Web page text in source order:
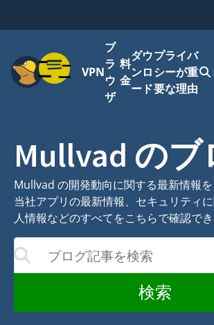
ニュー
VPN
ブ
ラ
ウ
ザ
料
金
ダウ
ンロ
ード
プライバ
シーが重
要な理由
Mullvad のブ
Mullvad の開発動向に関する最新情報を
当社アプリの最新情報、セキュリティ
人情報などのすべてをこちらで確認でき
ブログ記事を検索
果が更新されます
検索